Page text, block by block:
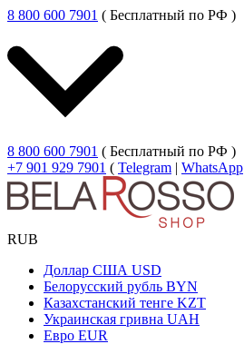
8 800 600 7901 ( Бесплатный по РФ )
8 800 600 7901 ( Бесплатный по РФ )
+7 901 929 7901 ( Telegram | WhatsApp
RUB
Доллар США USD
Белорусский рубль BYN
Казахстанский тенге KZT
Украинская гривна UAH
Евро EUR